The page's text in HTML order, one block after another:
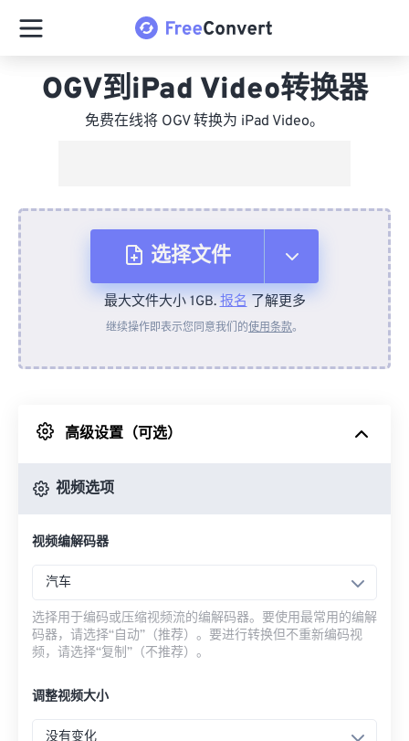
OGV到iPad Video转换器
免费在线将 OGV 转换为 iPad Video。
选择文件
从设备
来自 Google Drive
最大文件大小 1GB.报名了解更多
继续操作即表示您同意我们的使用条款。
高级设置（可选）
视频选项
视频编解码器
汽车
选择用于编码或压缩视频流的编解码器。要使用最常用的编解
码器，请选择“自动”（推荐）。要进行转换但不重新编码视
频，请选择“复制”（不推荐）。
调整视频大小
没有变化